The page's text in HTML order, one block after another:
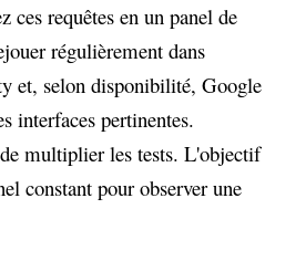
ces requêtes en un panel de
régulièrement dans
et, selon disponibilité, Google
interfaces pertinentes.
multiplier les tests. L'objectif
constant pour observer une